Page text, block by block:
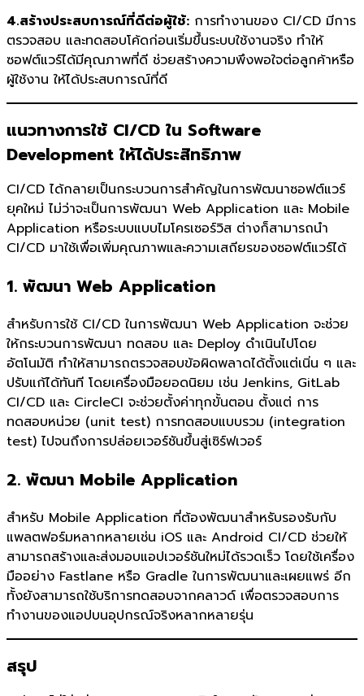
4.สร้างประสบการณ์ที่ดีต่อผู้ใช้: การทำงานของ CI/CD มีการ
ตรวจสอบ และทดสอบโค้ดก่อนเริ่มขึ้นระบบใช้งานจริง ทำให้
ซอฟต์แวร์ได้มีคุณภาพที่ดี ช่วยสร้างความพึงพอใจต่อลูกค้าหรือ
ผู้ใช้งาน ให้ได้ประสบการณ์ที่ดี
แนวทางการใช้ CI/CD ใน Software
Development ให้ได้ประสิทธิภาพ
CI/CD ได้กลายเป็นกระบวนการสำคัญในการพัฒนาซอฟต์แวร์
ยุคใหม่ ไม่ว่าจะเป็นการพัฒนา Web Application และ Mobile
Application หรือระบบแบบไมโครเซอร์วิส ต่างก็สามารถนำ
CI/CD มาใช้เพื่อเพิ่มคุณภาพและความเสถียรของซอฟต์แวร์ได้
1. พัฒนา Web Application
สำหรับการใช้ CI/CD ในการพัฒนา Web Application จะช่วย
ให้กระบวนการพัฒนา ทดสอบ และ Deploy ดำเนินไปโดย
อัตโนมัติ ทำให้สามารถตรวจสอบข้อผิดพลาดได้ตั้งแต่เนิ่น ๆ และ
ปรับแก้ได้ทันที โดยเครื่องมือยอดนิยม เช่น Jenkins, GitLab
CI/CD และ CircleCI จะช่วยตั้งค่าทุกขั้นตอน ตั้งแต่ การ
ทดสอบหน่วย (unit test) การทดสอบแบบรวม (integration
test) ไปจนถึงการปล่อยเวอร์ชันขึ้นสู่เซิร์ฟเวอร์
2. พัฒนา Mobile Application
สำหรับ Mobile Application ที่ต้องพัฒนาสำหรับรองรับกับ
แพลตฟอร์มหลากหลายเช่น iOS และ Android CI/CD ช่วยให้
สามารถสร้างและส่งมอบแอปเวอร์ชันใหม่ได้รวดเร็ว โดยใช้เครื่อง
มืออย่าง Fastlane หรือ Gradle ในการพัฒนาและเผยแพร่ อีก
ทั้งยังสามารถใช้บริการทดสอบจากคลาวด์ เพื่อตรวจสอบการ
ทำงานของแอปบนอุปกรณ์จริงหลากหลายรุ่น
สรุป